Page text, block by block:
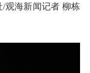
观海新闻记者 柳栋